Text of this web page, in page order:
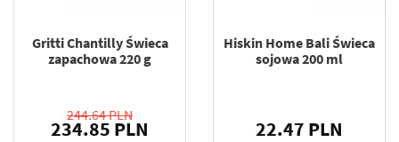
Gritti Chantilly Świeca
zapachowa 220 g
244.64 PLN
234.85 PLN
Hiskin Home Bali Świeca
sojowa 200 ml
22.47 PLN